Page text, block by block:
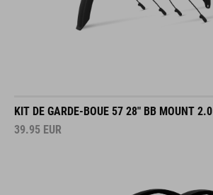
KIT DE GARDE-BOUE 57 28" BB MOUNT 2.0
39.95 EUR